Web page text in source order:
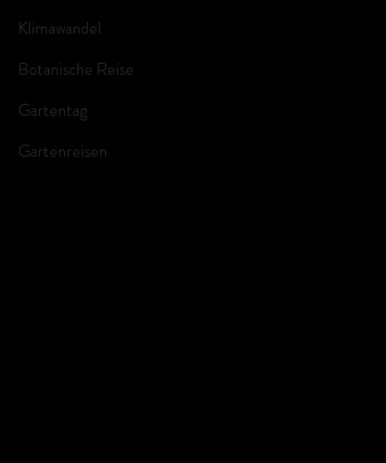
Klimawandel
Botanische Reise
Gartentag
Gartenreisen